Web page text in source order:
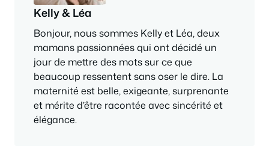
Kelly & Léa
Bonjour, nous sommes Kelly et Léa, deux
mamans passionnées qui ont décidé un
jour de mettre des mots sur ce que
beaucoup ressentent sans oser le dire. La
maternité est belle, exigeante, surprenante
et mérite d’être racontée avec sincérité et
élégance.